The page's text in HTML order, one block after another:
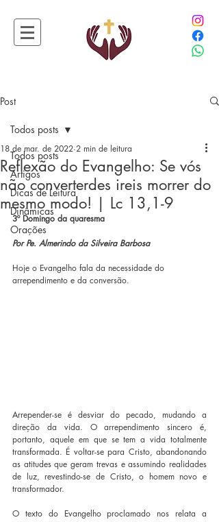
Post
Todos posts
Artigos
Dicas de Leitura
Dinâmicas
Orações
Todos posts
Reflexão do Evangelho: Se vós
não converterdes ireis morrer do
mesmo modo! | Lc 13,1-9
18 de mar. de 2022 2 min de leitura
3º Domingo da quaresma
Por Pe. Almerindo da Silveira Barbosa
Hoje o Evangelho fala da necessidade do
arrependimento e da conversão.
Arrepender-se é desviar do pecado, mudando a
direção da vida. O arrependimento sincero é,
portanto, aquele em que se tem a vida totalmente
transformada. É voltar-se para Cristo, abandonando
as atitudes que geram trevas e assumindo realidades
de luz, revestindo-se de Cristo, o homem novo e
transformador.
O texto do Evangelho proclamado nos relata a